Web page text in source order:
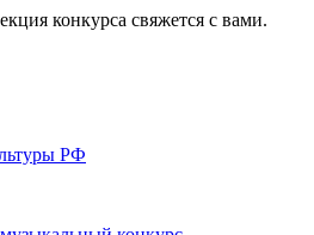
конкурса свяжется с вами.